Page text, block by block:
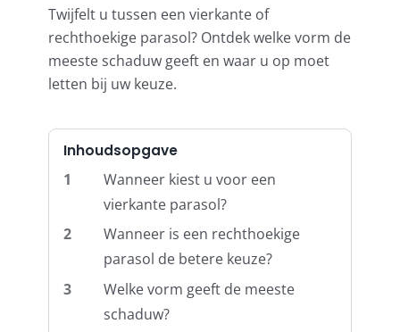
Muurparasols
Snel leverbaar
Parasolvoeten
Balkonklemmen
Twijfelt u tussen een vierkante of
rechthoekige parasol? Ontdek welke vorm de
meeste schaduw geeft en waar u op moet
letten bij uw keuze.
Inhoudsopgave
1
Wanneer kiest u voor een
vierkante parasol?
2
Wanneer is een rechthoekige
parasol de betere keuze?
3
Welke vorm geeft de meeste
schaduw?